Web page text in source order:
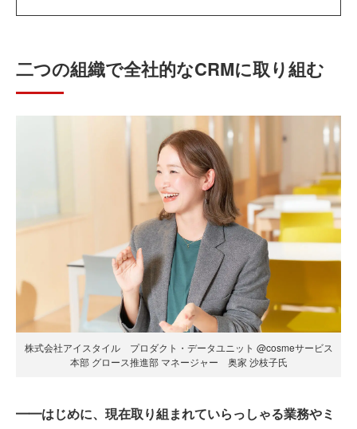
二つの組織で全社的なCRMに取り組む
株式会社アイスタイル プロダクト・データユニット @cosmeサービス
本部 グロース推進部 マネージャー 奥家 沙枝子氏
━━はじめに、現在取り組まれていらっしゃる業務やミ